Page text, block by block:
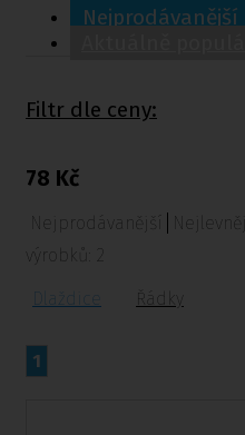
Nejprodávanější
Filtr dle ceny:
78 Kč
Nejprodávanější
výrobků:
Dlaždice Řádky
1